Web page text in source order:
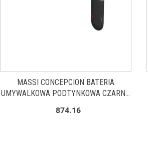
MASSI CONCEPCION BATERIA
UMYWALKOWA PODTYNKOWA CZARNY
874.16